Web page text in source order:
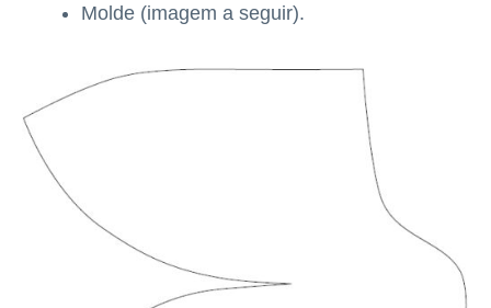
Molde (imagem a seguir).